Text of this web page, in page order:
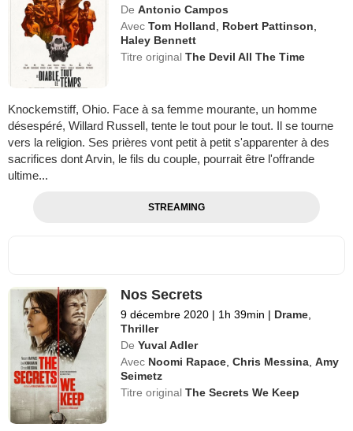
De Antonio Campos
Avec Tom Holland Robert Pattinson
Haley Bennett
Titre originalThe Devil All The Time
Knockemstiff, Ohio. Face à sa femme mourante, un homme
désespéré, Willard Russell, tente le tout pour le tout. Il se tourne
vers la religion. Ses prières vont petit à petit s'apparenter à des
sacrifices dont Arvin, le fils du couple, pourrait être l'offrande
ultime...
STREAMING
Nos Secrets
9 décembre 2020 | 1h 39min | Drame
Thriller
De Yuval Adler
Avec Noomi Rapace ,Chris Messina ,Amy
Seimetz
Titre originalThe Secrets We Keep